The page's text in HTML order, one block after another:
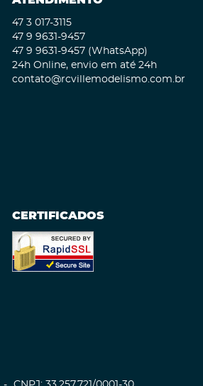
47 3 017-3115
47 9 9631-9457
47 9 9631-9457 (WhatsApp)
24h Online, envio em até 24h
contato@rcvillemodelismo.com.br
CERTIFICADOS